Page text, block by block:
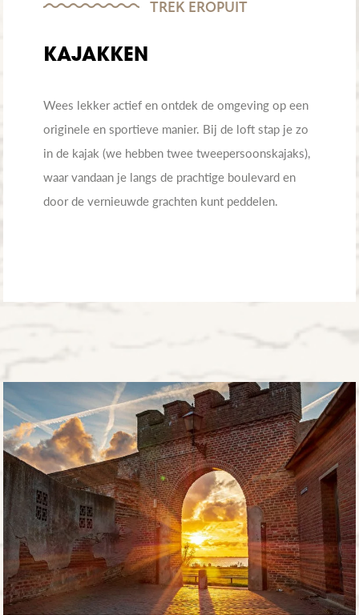
TREK EROPUIT
KAJAKKEN
Wees lekker actief en ontdek de omgeving op een
originele en sportieve manier. Bij de loft stap je zo
in de kajak (we hebben twee tweepersoonskajaks),
waar vandaan je langs de prachtige boulevard en
door de vernieuwde grachten kunt peddelen.